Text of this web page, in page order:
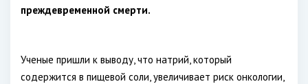
преждевременной смерти.
Ученые пришли к выводу, что натрий, который
содержится в пищевой соли, увеличивает риск онкологии,